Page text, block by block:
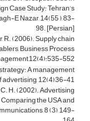
Case Study: Tehran’s
E Nazar, 14(55 ), 83-
98. [Persian]
R. (2006). Supply chain
Business Process
552.
A management
12(4),36-41.
C. H. (2002). Advertising
the USA and
8 (3), 149-